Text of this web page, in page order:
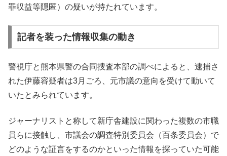
罪収益等隠匿）の疑いが持たれています。
記者を装った情報収集の動き
警視庁と熊本県警の合同捜査本部の調べによると、逮捕さ
れた伊藤容疑者は3月ごろ、元市議の意向を受けて動いて
いたとみられています。
ジャーナリストと称して新庁舎建設に関わった複数の市職
員らに接触し、市議会の調査特別委員会（百条委員会）で
どのような証言をするのかといった情報を探っていた可能